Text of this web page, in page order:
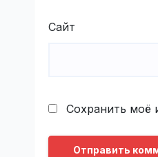
Сайт
Сохранить моё